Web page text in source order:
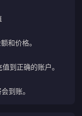
和价格。
到正确的账户。
到账。